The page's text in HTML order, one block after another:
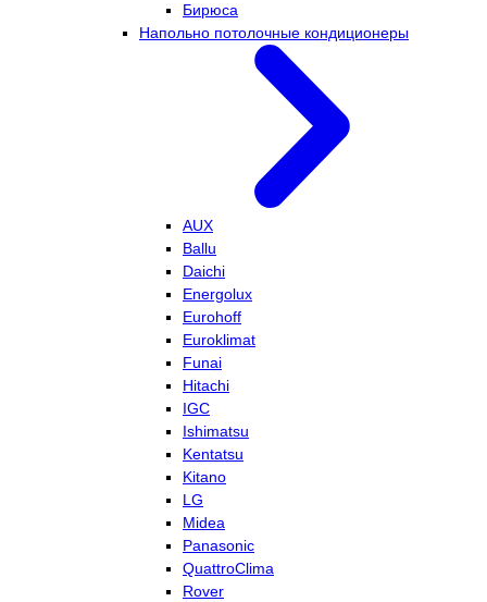
Бирюса
Напольно потолочные кондиционеры
AUX
Ballu
Daichi
Energolux
Eurohoff
Euroklimat
Funai
Hitachi
IGC
Ishimatsu
Kentatsu
Kitano
LG
Midea
Panasonic
QuattroClima
Rover